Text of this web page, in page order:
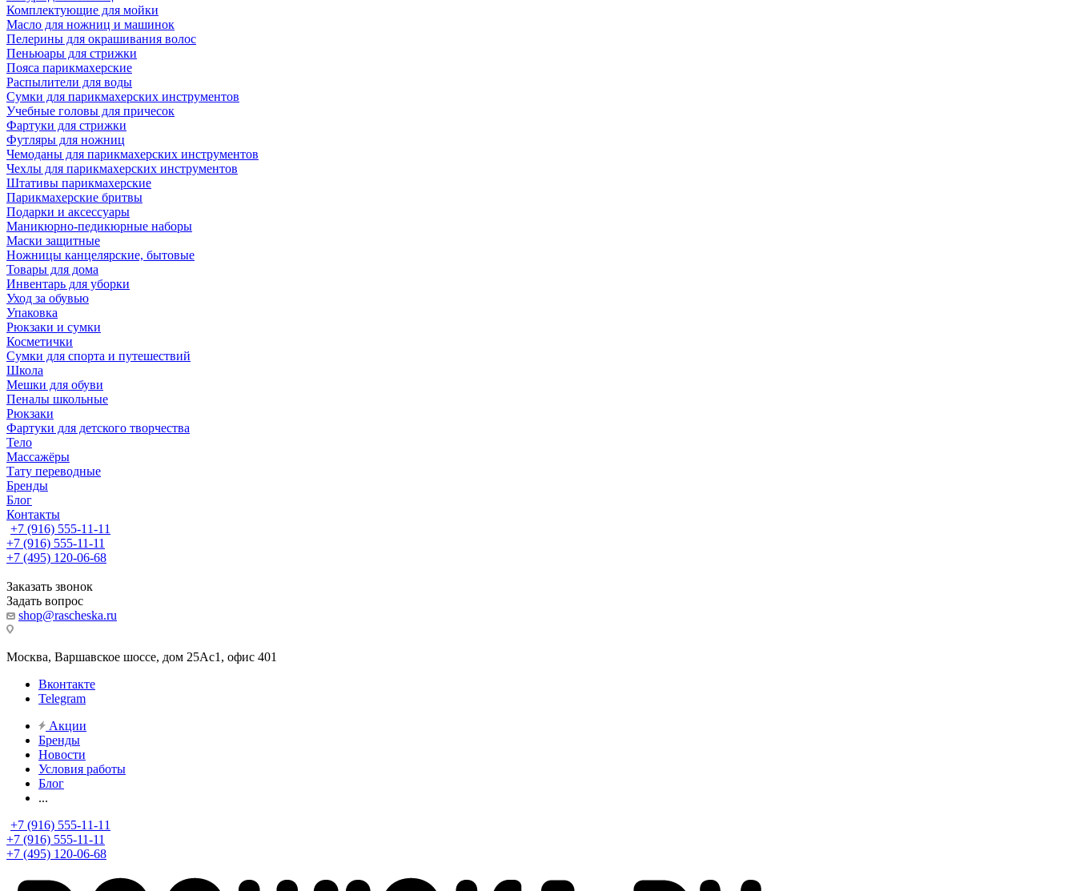
Комплектующие для мойки
Масло для ножниц и машинок
Пелерины для окрашивания волос
Пеньюары для стрижки
Пояса парикмахерские
Распылители для воды
Сумки для парикмахерских инструментов
Учебные головы для причесок
Фартуки для стрижки
Футляры для ножниц
Чемоданы для парикмахерских инструментов
Чехлы для парикмахерских инструментов
Штативы парикмахерские
Парикмахерские бритвы
Подарки и аксессуары
Маникюрно-педикюрные наборы
Маски защитные
Ножницы канцелярские, бытовые
Товары для дома
Инвентарь для уборки
Уход за обувью
Упаковка
Рюкзаки и сумки
Косметички
Сумки для спорта и путешествий
Школа
Мешки для обуви
Пеналы школьные
Рюкзаки
Фартуки для детского творчества
Тело
Массажёры
Тату переводные
Бренды
Блог
Контакты
+7 (916) 555-11-11
+7 (916) 555-11-11
+7 (495) 120-06-68
Заказать звонок
Задать вопрос
shop@rascheska.ru
Москва, Варшавское шоссе, дом 25Аc1, офис 401
Вконтакте
Telegram
Акции
Бренды
Новости
Условия работы
Блог
...
+7 (916) 555-11-11
+7 (916) 555-11-11
+7 (495) 120-06-68